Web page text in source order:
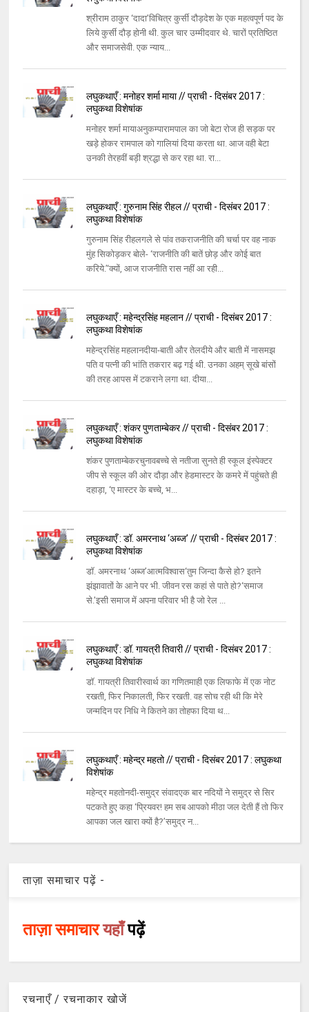
श्रीराम ठाकुर ‘दादा’विचित्र कुर्सी दौड़देश के एक महत्वपूर्ण पद के
लिये कुर्सी दौड़ होनी थी. कुल चार उम्मीदवार थे. चारों प्रतिष्ठित
और समाजसेवी. एक न्याय...
लघुकथाएँ : मनोहर शर्मा माया // प्राची - दिसंबर 2017 :
लघुकथा विशेषांक
मनोहर शर्मा मायाअनुकम्पारामपाल का जो बेटा रोज ही सड़क पर
खड़े होकर रामपाल को गालियां दिया करता था. आज वही बेटा
उनकी तेरहवीं बड़ी श्रद्धा से कर रहा था. रा...
लघुकथाएँ : गुरुनाम सिंह रीहल // प्राची - दिसंबर 2017 :
लघुकथा विशेषांक
गुरुनाम सिंह रीहलगले से पांव तकराजनीति की चर्चा पर वह नाक
मुंह सिकोड़कर बोले- ‘राजनीति की बातें छोड़ और कोई बात
करिये.’‘क्यों, आज राजनीति रास नहीं आ रही...
लघुकथाएँ : महेन्द्रसिंह महलान // प्राची - दिसंबर 2017 :
लघुकथा विशेषांक
महेन्द्रसिंह महलानदीया-बाती और तेलदीये और बाती में नासमझ
पति व पत्नी की भांति तकरार बढ़ गई थी. उनका अहम् सूखे बांसों
की तरह आपस में टकराने लगा था. दीया...
लघुकथाएँ : शंकर पुणताम्बेकर // प्राची - दिसंबर 2017 :
लघुकथा विशेषांक
शंकर पुणताम्बेकरचुनावबच्चे से नतीजा सुनते ही स्कूल इंस्पेक्टर
जीप से स्कूल की ओर दौड़ा और हेडमास्टर के कमरे में पहुंचते ही
दहाड़ा, ‘ए मास्टर के बच्चे, भ...
लघुकथाएँ : डॉ. अमरनाथ ‘अब्ज’ // प्राची - दिसंबर 2017 :
लघुकथा विशेषांक
डॉ. अमरनाथ ‘अब्ज’आत्मविश्वास‘तुम जिन्दा कैसे हो? इतने
झंझावातों के आने पर भी. जीवन रस कहां से पाते हो?‘समाज
से.’इसी समाज में अपना परिवार भी है जो रेल ...
लघुकथाएँ : डॉ. गायत्री तिवारी // प्राची - दिसंबर 2017 :
लघुकथा विशेषांक
डॉ. गायत्री तिवारीस्वार्थ का गणितमाही एक लिफाफे में एक नोट
रखती, फिर निकालती, फिर रखती. वह सोच रही थी कि मेरे
जन्मदिन पर निधि ने कितने का तोहफा दिया थ...
लघुकथाएँ : महेन्द्र महतो // प्राची - दिसंबर 2017 : लघुकथा
विशेषांक
महेन्द्र महतोनदी-समुद्र संवादएक बार नदियों ने समुद्र से सिर
पटकते हुए कहा ‘प्रियवर! हम सब आपको मीठा जल देती हैं तो फिर
आपका जल खारा क्यों है?’समुद्र न...
ताज़ा समाचार पढ़ें -
ताज़ा समाचारयहाँपढ़ें
रचनाएँ / रचनाकार खोजें